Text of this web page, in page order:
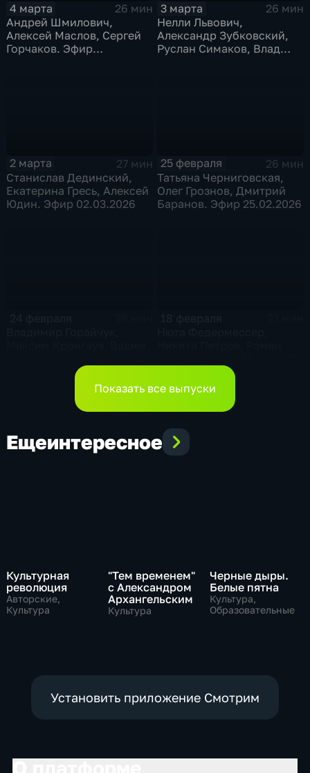
4 марта
26 мин
Андрей Шмилович,
Алексей Маслов, Сергей
Горчаков. Эфир
3 марта
26 мин
Нелли Львович,
Александр Зубковский,
Руслан Симаков, Влад
2 марта
27 мин
Станислав Дединский,
Екатерина Гресь, Алексей
Юдин. Эфир 02.03.2026
25 февраля
26 мин
Татьяна Черниговская,
Олег Грознов, Дмитрий
Баранов. Эфир 25.02.2026
Показать все выпуски
Ещеинтересное
Культурная
революция
Авторские,
Культура
"Тем временем"
с Александром
Архангельским
Культура
Черные дыры.
Белые пятна
Культура,
Образовательные
Установить приложение Смотрим